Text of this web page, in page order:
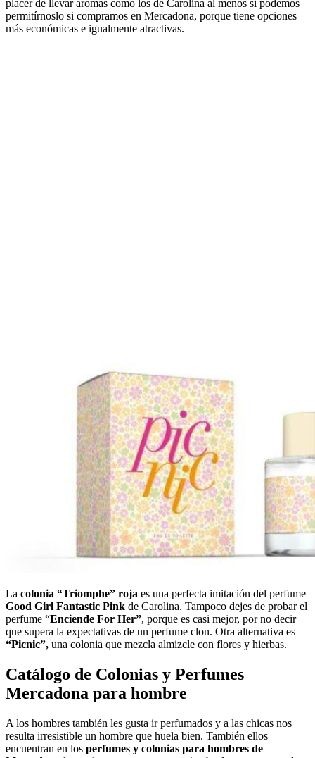
placer de llevar aromas como los de Carolina al menos sí podemos
permitírnoslo si compramos en Mercadona, porque tiene opciones
más económicas e igualmente atractivas.
La colonia “Triomphe” roja es una perfecta imitación del perfume
Good Girl Fantastic Pink de Carolina. Tampoco dejes de probar el
perfume “Enciende For Her”, porque es casi mejor, por no decir
que supera la expectativas de un perfume clon. Otra alternativa es
“Picnic”, una colonia que mezcla almizcle con flores y hierbas.
Catálogo de Colonias y Perfumes
Mercadona para hombre
A los hombres también les gusta ir perfumados y a las chicas nos
resulta irresistible un hombre que huela bien. También ellos
encuentran en los perfumes y colonias para hombres de